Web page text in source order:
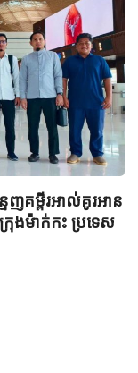
គម្ពីរអាល់គូរអាន
ងម៉ាក់កះ ប្រទេស